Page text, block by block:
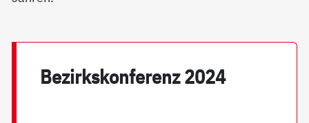
Be­zirks­kon­fe­renz 2024